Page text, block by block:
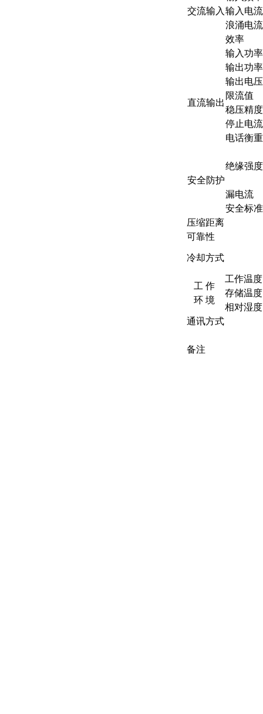
交流输入 输入电流
浪涌电流
效率
输入功
直流输出
输出功率
输出电压
限流值
稳压精度
停止电流
电话衡
安全防护
绝缘强度
漏电流
安全标准
压缩距离
可靠性
冷却方式
工 作
环 境
工作温度
存储温度
相对湿度
通讯方式
备注